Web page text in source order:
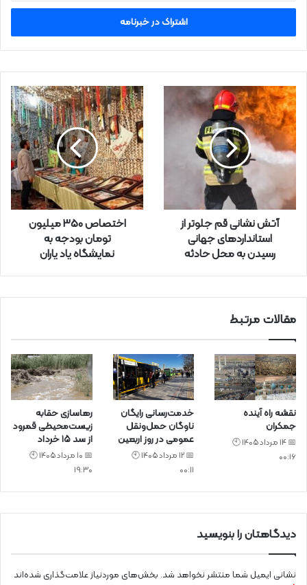
ر
ا
ی
ل
خ
و
د
ر
ا
ا
ر
آتش نشانی قم جلوتر از
استانداردهای جهانی
رسیدن به محل حادثه
اختصاص 350 میلیون
تومان بودجه به
نمایشگاه یاد‌ یاران
مقالات مرتبط
نقشه راه آینده
جمکران
📅 14 مرداد 1405 🕙
00:16
خدمت‌رسانی رایگان
ناوگان حمل‌ونقل
عمومی در روز اربعین
📅 12 مرداد 1405 🕙
00:11
رهاسازی حقابه
زیست‌محیطی قمرود
از سد ۱۵ خرداد
📅 10 مرداد 1405 🕙
19:30
دیدگاهتان را بنویسید
نشانی ایمیل شما منتشر نخواهد شد. بخش‌های موردنیاز علامت‌گذاری شده‌اند